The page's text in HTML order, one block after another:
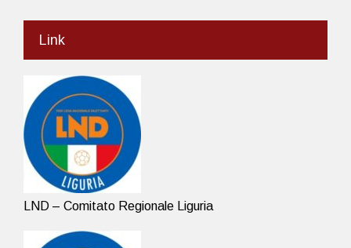
Link
LND – Comitato Regionale Liguria